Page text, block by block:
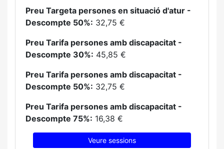
Preu Targeta persones en situació d'atur -
Descompte 50%: 32,75 €
Preu Tarifa persones amb discapacitat -
Descompte 30%: 45,85 €
Preu Tarifa persones amb discapacitat -
Descompte 50%: 32,75 €
Preu Tarifa persones amb discapacitat -
Descompte 75%: 16,38 €
Veure sessions